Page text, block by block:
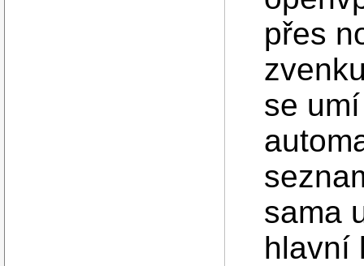
přes
se
sama
hlavní